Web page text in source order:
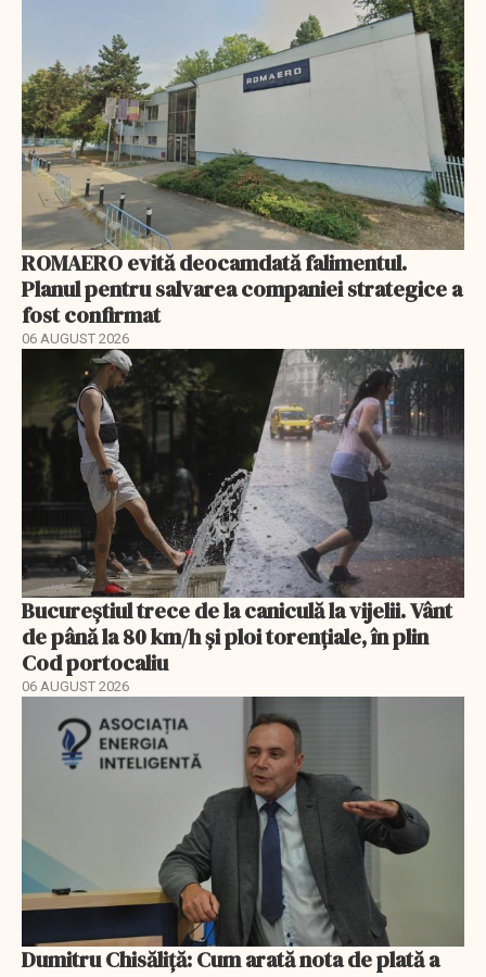
ROMAERO evită deocamdată falimentul.
Planul pentru salvarea companiei strategice a
fost confirmat
06 AUGUST 2026
Bucureștiul trece de la caniculă la vijelii. Vânt
de până la 80 km/h și ploi torențiale, în plin
Cod portocaliu
06 AUGUST 2026
Dumitru Chisăliță: Cum arată nota de plată a